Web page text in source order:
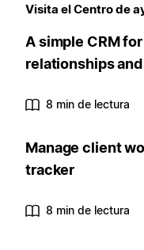
Visita el Centro de
A simple CRM
relationships
8 min de lectura
Manage client
tracker
8 min de lectura